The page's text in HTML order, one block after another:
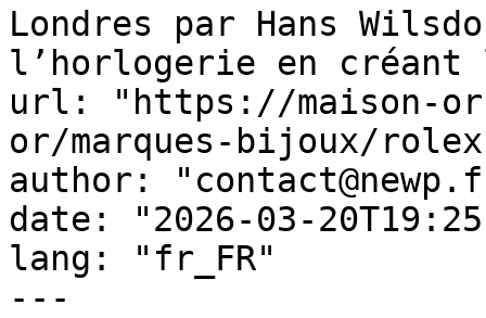
Londres par Hans
l’horlogerie en
url: "https://maison-
or/marques-bijoux/
author:
date: "2026-03-
lang: "fr_FR"
---